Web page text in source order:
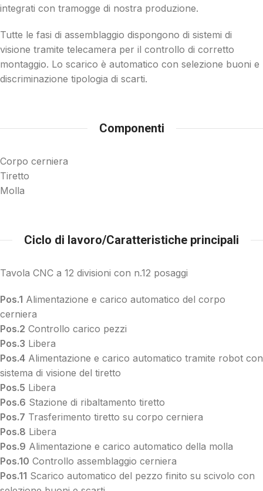
integrati con tramogge di nostra produzione.
Tutte le fasi di assemblaggio dispongono di sistemi di
visione tramite telecamera per il controllo di corretto
montaggio. Lo scarico è automatico con selezione buoni e
discriminazione tipologia di scarti.
Componenti
Corpo cerniera
Tiretto
Molla
Ciclo di lavoro/Caratteristiche principali
Tavola CNC a 12 divisioni con n.12 posaggi
Pos.1 Alimentazione e carico automatico del corpo
cerniera
Pos.2 Controllo carico pezzi
Pos.3 Libera
Pos.4 Alimentazione e carico automatico tramite robot con
sistema di visione del tiretto
Pos.5 Libera
Pos.6 Stazione di ribaltamento tiretto
Pos.7 Trasferimento tiretto su corpo cerniera
Pos.8 Libera
Pos.9 Alimentazione e carico automatico della molla
Pos.10 Controllo assemblaggio cerniera
Pos.11 Scarico automatico del pezzo finito su scivolo con